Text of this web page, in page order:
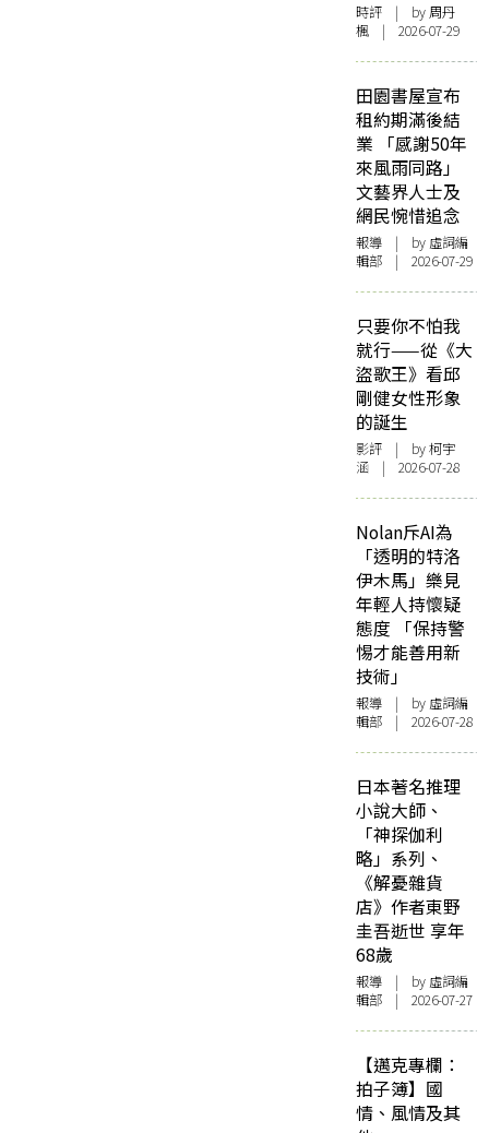
時評 | by周丹
楓 | 2026-07-29
田園書屋宣布
租約期滿後結
業 「感謝50年
來風雨同路」
文藝界人士及
網民惋惜追念
報導 | by 虛詞編
輯部 | 2026-07-29
只要你不怕我
就行——從《大
盜歌王》看邱
剛健女性形象
的誕生
影評 | by 柯宇
涵 | 2026-07-28
Nolan斥AI為
「透明的特洛
伊木馬」樂見
年輕人持懷疑
態度 「保持警
惕才能善用新
技術」
報導 | by 虛詞編
輯部 | 2026-07-28
日本著名推理
小說大師、
「神探伽利
略」系列、
《解憂雜貨
店》作者東野
圭吾逝世 享年
68歲
報導 | by 虛詞編
輯部 | 2026-07-27
【邁克專欄：
拍子簿】國
情、風情及其